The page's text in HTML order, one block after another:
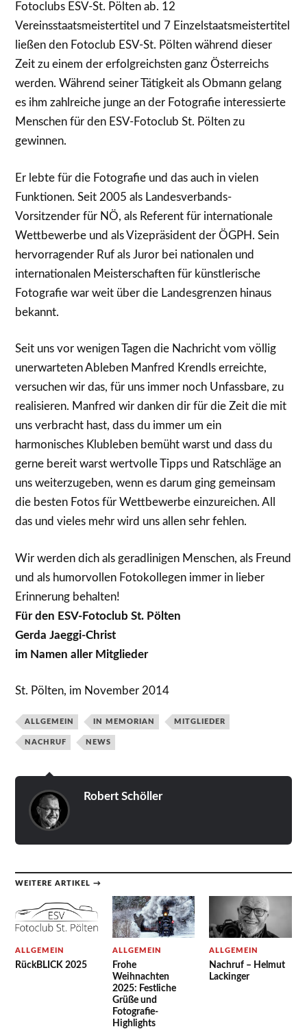
Fotoclubs ESV-St. Pölten ab. 12
Vereinsstaatsmeistertitel und 7 Einzelstaatsmeistertitel
ließen den Fotoclub ESV-St. Pölten während dieser
Zeit zu einem der erfolgreichsten ganz Österreichs
werden. Während seiner Tätigkeit als Obmann gelang
es ihm zahlreiche junge an der Fotografie interessierte
Menschen für den ESV-Fotoclub St. Pölten zu
gewinnen.
Er lebte für die Fotografie und das auch in vielen
Funktionen. Seit 2005 als Landesverbands-
Vorsitzender für NÖ, als Referent für internationale
Wettbewerbe und als Vizepräsident der ÖGPH. Sein
hervorragender Ruf als Juror bei nationalen und
internationalen Meisterschaften für künstlerische
Fotografie war weit über die Landesgrenzen hinaus
bekannt.
Seit uns vor wenigen Tagen die Nachricht vom völlig
unerwarteten Ableben Manfred Krendls erreichte,
versuchen wir das, für uns immer noch Unfassbare, zu
realisieren. Manfred wir danken dir für die Zeit die mit
uns verbracht hast, dass du immer um ein
harmonisches Klubleben bemüht warst und dass du
gerne bereit warst wertvolle Tipps und Ratschläge an
uns weiterzugeben, wenn es darum ging gemeinsam
die besten Fotos für Wettbewerbe einzureichen. All
das und vieles mehr wird uns allen sehr fehlen.
Wir werden dich als geradlinigen Menschen, als Freund
und als humorvollen Fotokollegen immer in lieber
Erinnerung behalten!
Für den ESV-Fotoclub St. Pölten
Gerda Jaeggi-Christ
im Namen aller Mitglieder
St. Pölten, im November 2014
ALLGEMEIN IN MEMORIAN MITGLIEDER
NACHRUF NEWS
Robert Schöller
WEITERE ARTIKEL →
ALLGEMEIN
RückBLICK 2025
ALLGEMEIN
Frohe
Weihnachten
2025: Festliche
Grüße und
Fotografie-
Highlights
ALLGEMEIN
Nachruf – Helmut
Lackinger